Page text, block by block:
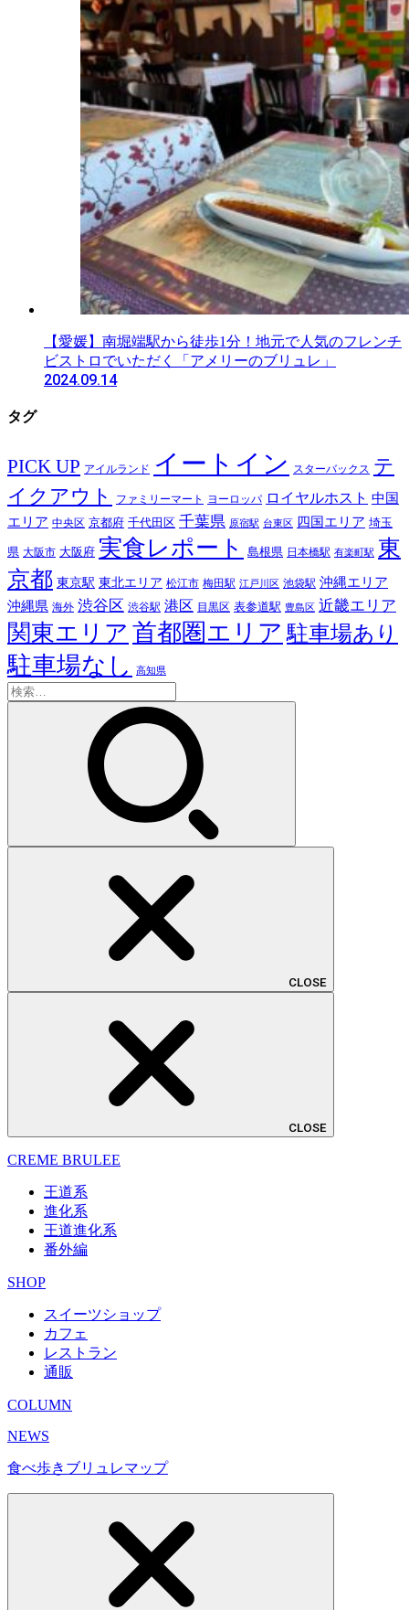
【愛媛】南堀端駅から徒歩1分！地元で人気のフレンチ
ビストロでいただく「アメリーのブリュレ」
2024.09.14
タグ
PICK UP アイルランド イートイン スターバックス テ
イクアウト
ファミリーマート ヨーロッパ ロイヤルホスト 中国
エリア 中央区 京都府 千代田区 千葉県 原宿駅 台東区 四国エリア 埼玉
県 大阪市 大阪府 実食レポート 島根県 日本橋駅 有楽町駅 東
京都 東京駅 東北エリア 松江市 梅田駅 江戸川区 池袋駅 沖縄エリア
沖縄県 海外 渋谷区 渋谷駅 港区 目黒区 表参道駅 豊島区 近畿エリア
関東エリア 首都圏エリア 駐車場あり
駐車場なし 高知県
検
索:
CLOSE
CLOSE
CREME BRULEE
王道系
進化系
王道進化系
番外編
SHOP
スイーツショップ
カフェ
レストラン
通販
COLUMN
NEWS
食べ歩きブリュレマップ